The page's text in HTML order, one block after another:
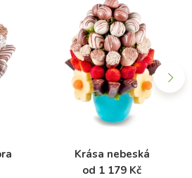
Krása nebeská
od 1 179 Kč